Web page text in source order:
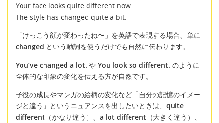
Your face looks quite different now.
The style has changed quite a bit.
「けっこう顔が変わったね〜」を英語で表現する場合、単に
changed という動詞を使うだけでも自然に伝わります。
You’ve changed a lot. や You look so different. のように
全体的な印象の変化を伝える方が自然です。
子役の成長やマンガの絵柄の変化など「自分の記憶のイメー
ジと違う」というニュアンスを出したいときは、 quite
different （かなり違う）、 a lot different （大きく違う）、